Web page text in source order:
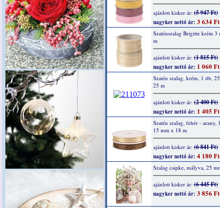
ajánlott kisker ár:(5 947 Ft)
nagyker nettó ár: 3 634 Ft
Szaténszalag Brigitte krém 3
m
ajánlott kisker ár:(1 815 Ft)
nagyker nettó ár: 1 060 Ft
Szatén szalag, krém, 1 db,
25 m
ajánlott kisker ár:(2 400 Ft)
nagyker nettó ár: 1 405 Ft
Szatén szalag, fehér - arany,
15 mm x 18 m
ajánlott kisker ár:(6 841 Ft)
nagyker nettó ár: 4 180 Ft
Szalag csipke, mályva, 25
ajánlott kisker ár:(6 445 Ft)
nagyker nettó ár: 3 856 Ft